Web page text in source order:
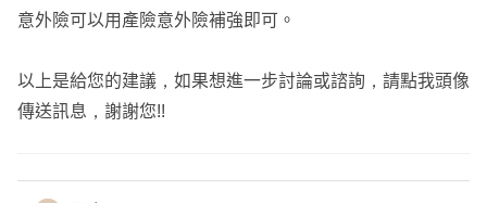
意外險可以用產險意外險補強即可。
以上是給您的建議，如果想進一步討論或諮詢，請點我頭像
傳送訊息，謝謝您!!